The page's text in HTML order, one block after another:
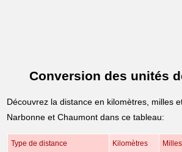
Conversion des unités
Découvrez la distance en kilomètres, milles
Narbonne et Chaumont dans ce tableau:
Type de distance Kilomètres Milles